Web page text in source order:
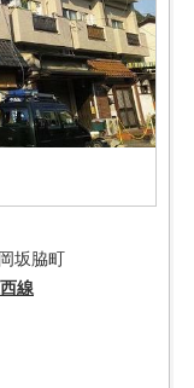
坂脇町
線